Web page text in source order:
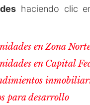
haciendo clic
en Zona
en Capital
para desarrollo